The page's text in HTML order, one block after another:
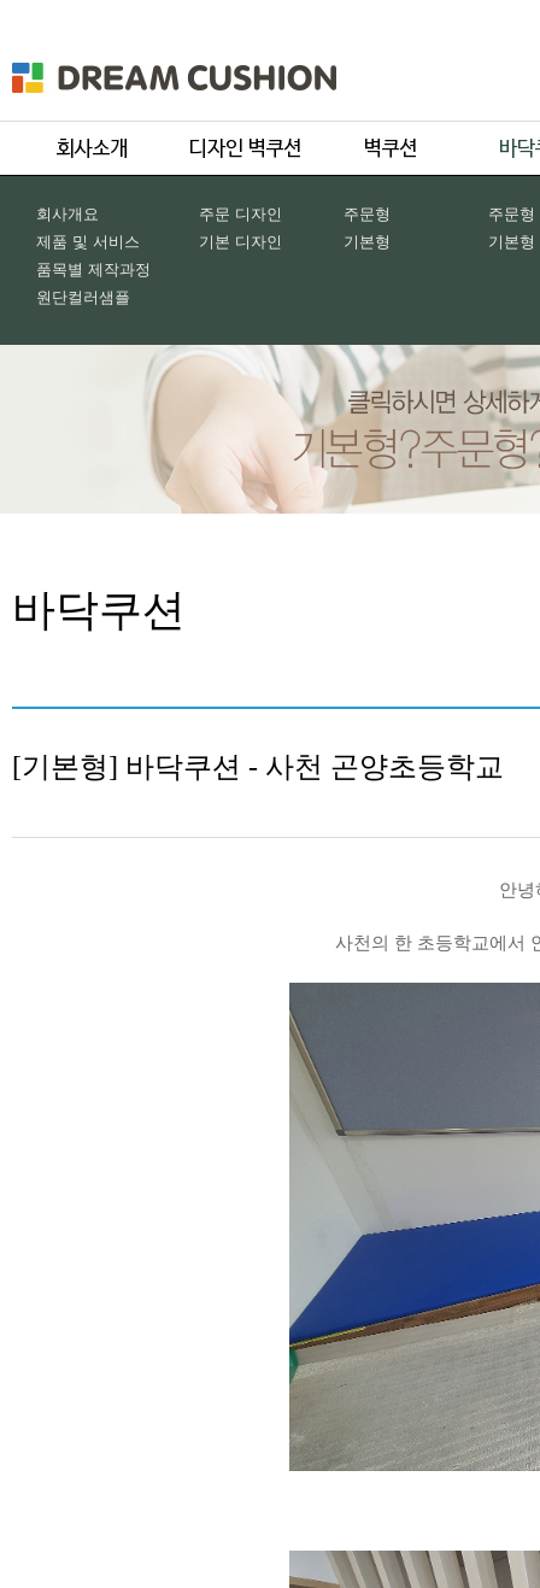
회사개요
제품 및 서비스
품목별 제작과정
원단컬러샘플
주문 디자인
기본 디자인
주문형
기본형
주문형
기본형
바닥쿠션
[기본형] 바닥쿠션 - 사천 곤양초등학교
안녕
사천의 한 초등학교에서